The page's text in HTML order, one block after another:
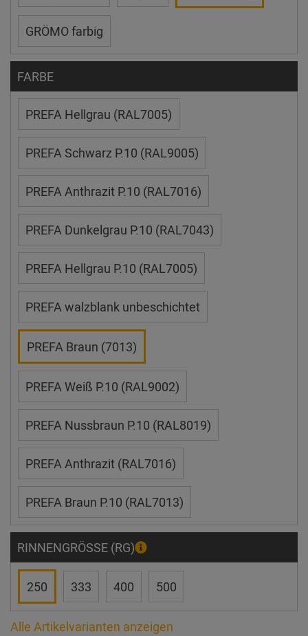
GRÖMO farbig
FARBE
PREFA Hellgrau (RAL7005)
PREFA Schwarz P.10 (RAL9005)
PREFA Anthrazit P.10 (RAL7016)
PREFA Dunkelgrau P.10 (RAL7043)
PREFA Hellgrau P.10 (RAL7005)
PREFA walzblank unbeschichtet
PREFA Braun (7013)
PREFA Weiß P.10 (RAL9002)
PREFA Nussbraun P.10 (RAL8019)
PREFA Anthrazit (RAL7016)
PREFA Braun P.10 (RAL7013)
RINNENGRÖSSE (RG)
250 333 400 500
Alle Artikelvarianten anzeigen